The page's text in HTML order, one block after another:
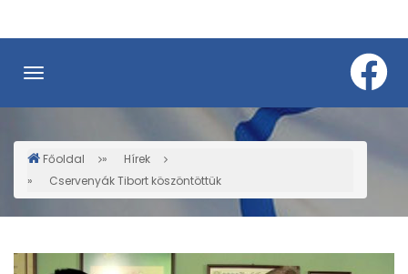
Morzsa
Főoldal
Hírek
Cservenyák Tibort köszöntöttük